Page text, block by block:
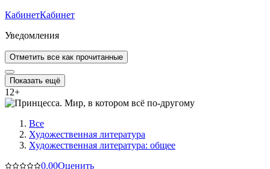
КабинетКабинет
Уведомления
Отметить все как прочитанные
Показать ещё
12+
Все
Художественная литература
Художественная литература: общее
0.00Оценить